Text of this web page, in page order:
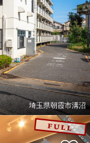
埼玉県朝霞市溝沼